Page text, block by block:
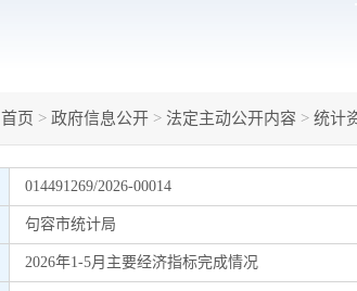
首页 > 政府信息公开 > 法定主动公开内容 > 统计
014491269/2026-00014
句容市统计局
2026年1-5月主要经济指标完成情况